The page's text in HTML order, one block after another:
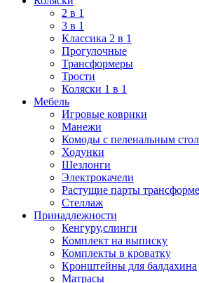
2 в 1
3 в 1
Классика 2 в 1
Прогулочные
Трансформеры
Трости
Коляски 1 в 1
Мебель
Игровые коврики
Манежи
Комоды с пеленальным
Ходунки
Шезлонги
Электрокачели
Растущие парты
Стеллаж
Принадлежности
Кенгуру,слинги
Комплект на выписку
Комплекты в кроватку
Кронштейны для балдахина
Матрасы